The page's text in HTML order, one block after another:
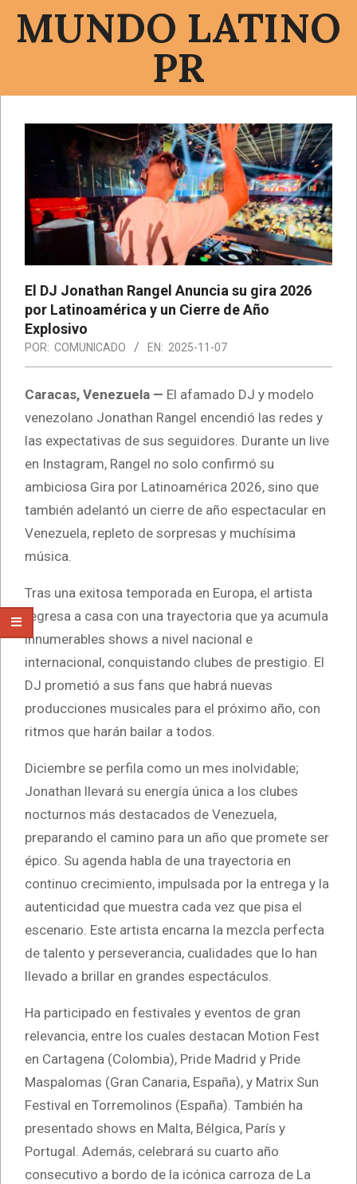
MUNDO LATINO
PR
El DJ Jonathan Rangel Anuncia su gira 2026
por Latinoamérica y un Cierre de Año
Explosivo
POR: COMUNICADO EN: 2025-11-07
Caracas, Venezuela — El afamado DJ y modelo
venezolano Jonathan Rangel encendió las redes y
las expectativas de sus seguidores. Durante un live
en Instagram, Rangel no solo confirmó su
ambiciosa Gira por Latinoamérica 2026, sino que
también adelantó un cierre de año espectacular en
Venezuela, repleto de sorpresas y muchísima
música.
Tras una exitosa temporada en Europa, el artista
regresa a casa con una trayectoria que ya acumula
innumerables shows a nivel nacional e
internacional, conquistando clubes de prestigio. El
DJ prometió a sus fans que habrá nuevas
producciones musicales para el próximo año, con
ritmos que harán bailar a todos.
Diciembre se perfila como un mes inolvidable;
Jonathan llevará su energía única a los clubes
nocturnos más destacados de Venezuela,
preparando el camino para un año que promete ser
épico. Su agenda habla de una trayectoria en
continuo crecimiento, impulsada por la entrega y la
autenticidad que muestra cada vez que pisa el
escenario. Este artista encarna la mezcla perfecta
de talento y perseverancia, cualidades que lo han
llevado a brillar en grandes espectáculos.
Ha participado en festivales y eventos de gran
relevancia, entre los cuales destacan Motion Fest
en Cartagena (Colombia), Pride Madrid y Pride
Maspalomas (Gran Canaria, España), y Matrix Sun
Festival en Torremolinos (España). También ha
presentado shows en Malta, Bélgica, París y
Portugal. Además, celebrará su cuarto año
consecutivo a bordo de la icónica carroza de La